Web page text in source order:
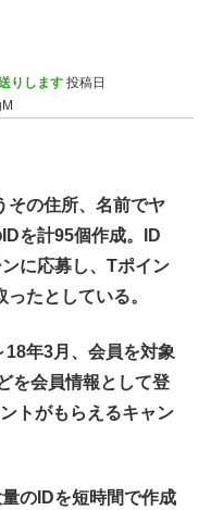
りします 投稿日
の住所、名前でヤ
を計95個作成。ID
に応募し、Tポイン
たとしている。
年3月、会員を対象
を会員情報として登
トがもらえるキャン
のIDを短時間で作成